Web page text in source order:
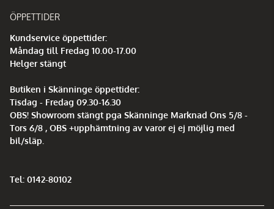
ÖPPETTIDER
Kundservice öppettider:
Måndag till Fredag 10.00-17.00
Helger stängt
Butiken i Skänninge öppettider:
Tisdag - Fredag 09.30-16.30
OBS! Showroom stängt pga Skänninge Marknad Ons 5/8 -
Tors 6/8 , OBS +upphämtning av varor ej ej möjlig med
bil/släp.
Tel: 0142-80102